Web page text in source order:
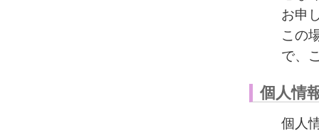
お申
この
で、
個人情
個人